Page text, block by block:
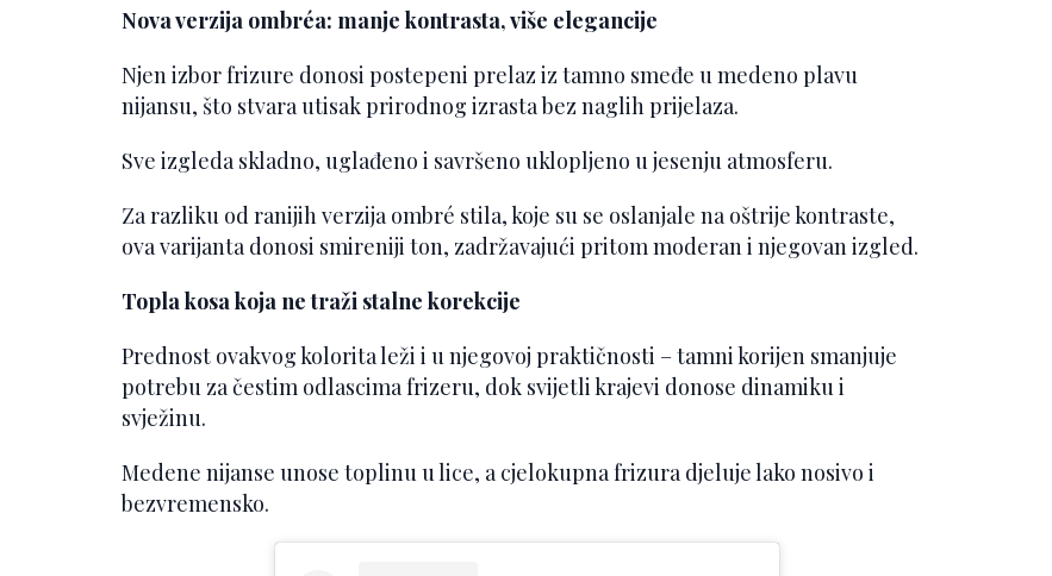
Nova verzija ombréa: manje kontrasta, više elegancije
Njen izbor frizure donosi postepeni prelaz iz tamno smeđe u medeno plavu
nijansu, što stvara utisak prirodnog izrasta bez naglih prijelaza.
Sve izgleda skladno, uglađeno i savršeno uklopljeno u jesenju atmosferu.
Za razliku od ranijih verzija ombré stila, koje su se oslanjale na oštrije kontraste,
ova varijanta donosi smireniji ton, zadržavajući pritom moderan i njegovan izgled.
Topla kosa koja ne traži stalne korekcije
Prednost ovakvog kolorita leži i u njegovoj praktičnosti – tamni korijen smanjuje
potrebu za čestim odlascima frizeru, dok svijetli krajevi donose dinamiku i
svježinu.
Medene nijanse unose toplinu u lice, a cjelokupna frizura djeluje lako nosivo i
bezvremensko.